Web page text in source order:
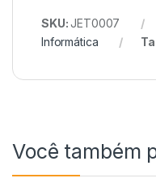
SKU:JET0007
Informática
Você também